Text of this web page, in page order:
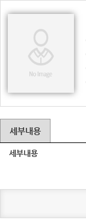
세부내용
세부내용